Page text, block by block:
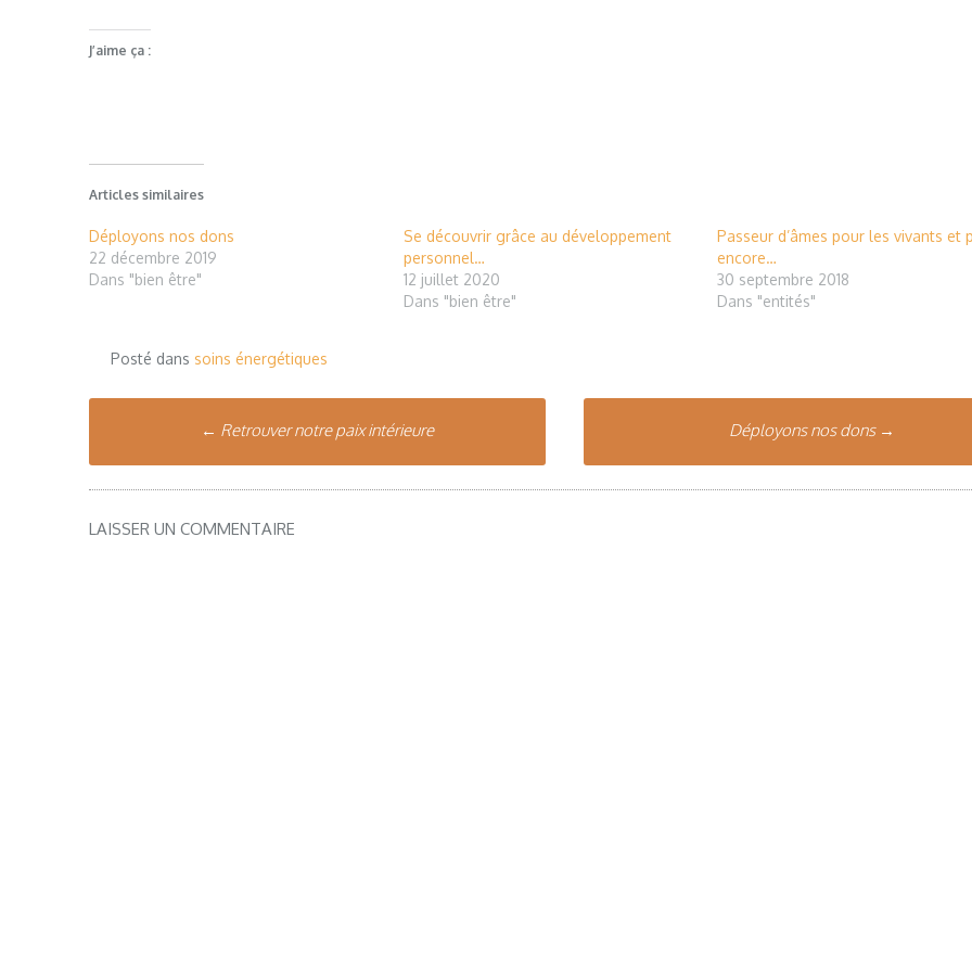
J’aime ça :
Articles similaires
Déployons nos dons
22 décembre 2019
Dans "bien être"
Se découvrir grâce au développement
personnel…
12 juillet 2020
Dans "bien être"
Passeur d’âmes pour les vivants et
encore…
30 septembre 2018
Dans "entités"
Posté dans soins énergétiques
navigation
← Retrouver notre paix intérieure Déployons nos dons →
LAISSER UN COMMENTAIRE